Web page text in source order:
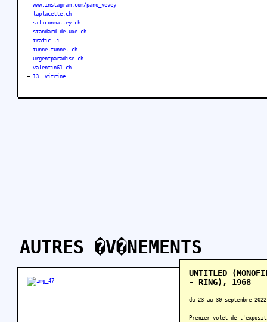
– www.instagram.com/pano_vevey
– laplacette.ch
– siliconmalley.ch
– standard-deluxe.ch
– trafic.li
– tunneltunnel.ch
– urgentparadise.ch
– valentin61.ch
– 13__vitrine
AUTRES �V�NEMENTS
UNTITLED
- RING), 1968
du 23 au 30 septembre
Premier volet de